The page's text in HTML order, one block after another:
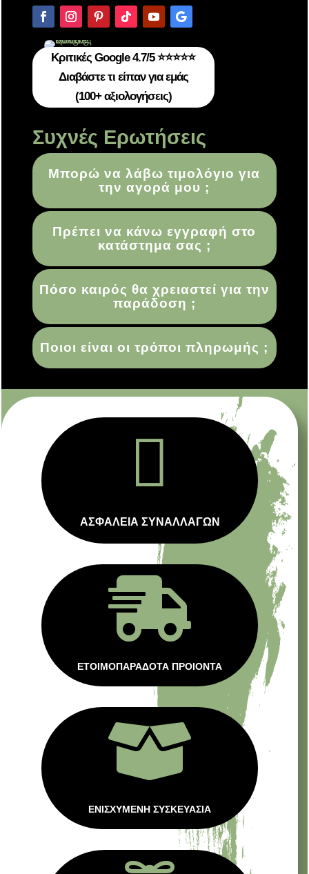
Κριτικές Google 4.7/5 ⭐⭐⭐⭐⭐
Διαβάστε τι είπαν για εμάς
(100+ αξιολογήσεις)
Συχνές Ερωτήσεις
Μπορώ να λάβω τιμολόγιο για
την αγορά μου ;
Πρέπει να κάνω εγγραφή στο
κατάστημα σας ;
Πόσο καιρός θα χρειαστεί για την
παράδοση ;
Ποιοι είναι οι τρόποι πληρωμής ;

ΑΣΦΑΛΕΙΑ ΣΥΝΑΛΛΑΓΩΝ

ΕΤΟΙΜΟΠΑΡΑΔΟΤΑ ΠΡΟΙΟΝΤΑ

ΕΝΙΣΧΥΜΕΝΗ ΣΥΣΚΕΥΑΣΙΑ